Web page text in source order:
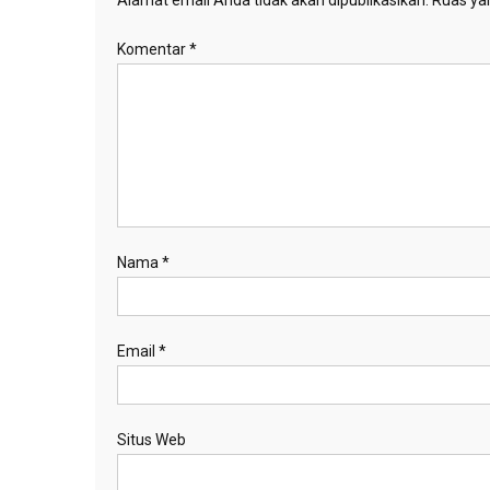
Komentar*
Nama *
Email *
Situs Web